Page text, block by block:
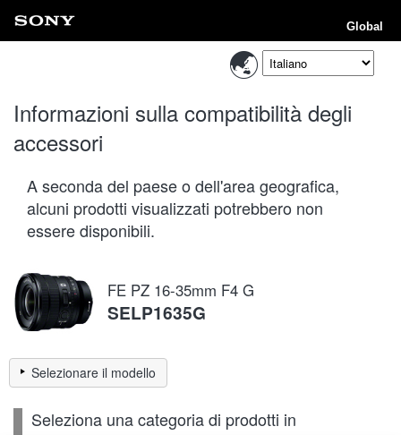
Global
Informazioni sulla compatibilità degli
accessori
A seconda del paese o dell'area geografica,
alcuni prodotti visualizzati potrebbero non
essere disponibili.
FE PZ 16-35mm F4 G
SELP1635G
Selezionare il modello
Seleziona una categoria di prodotti in